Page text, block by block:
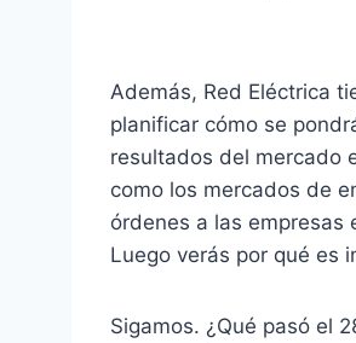
Además, Red Eléctrica
planificar cómo se
resultados del mercado
como los mercados de
órdenes a las empresas
Luego verás por qué es
Sigamos. ¿Qué pasó el